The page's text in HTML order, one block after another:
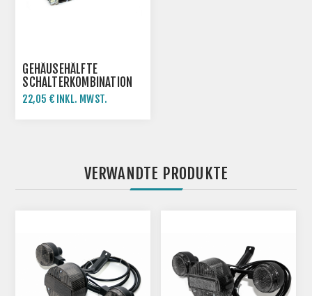
GEHÄUSEHÄLFTE
SCHALTERKOMBINATION
MIT HEBEL S51 SR50
SR80
22,05 € INKL. MWST.
VERWANDTE PRODUKTE